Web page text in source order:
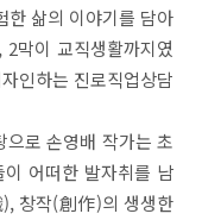
한 삶의 이야기를 담아
막이 교직생활까지였
인하는 진로직업상담
로 손영배 작가는 초
어떠한 발자취를 남
창작(創作)의 생생한